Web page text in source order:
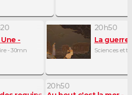
du mythe
- 30mn
20h50
La guerre
Sciences et
20h50